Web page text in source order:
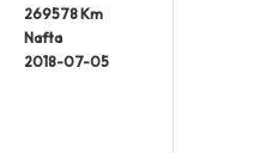
269578 Km
Nafta
2018-07-05